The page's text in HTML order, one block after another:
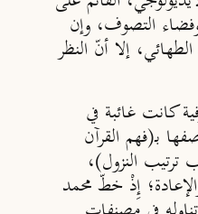
التصوف، وإن
إلا أنّ النظر
كانت غائبة في
بـ(فهم القرآن
ترتيب النزول)،
إِذْ خطّ محمد